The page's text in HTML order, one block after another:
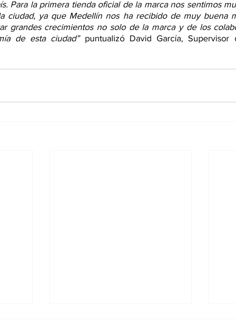
Para la primera tienda oficial de la marca nos sentimos
ciudad, ya que Medellín nos ha recibido de muy buena
grandes crecimientos no solo de la marca y de los
de esta ciudad” puntualizó David García, Supervisor